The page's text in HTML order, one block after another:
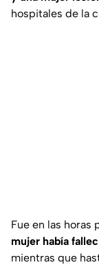
hospitales de la
Fue en las horas
mujer había
mientras que